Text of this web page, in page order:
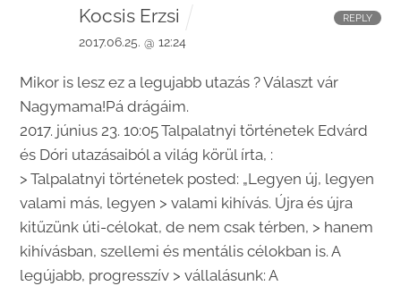
Kocsis Erzsi
2017.06.25. @ 12:24
Mikor is lesz ez a legujabb utazás ? Választ vár
Nagymama!Pá drágáim.
2017. június 23. 10:05 Talpalatnyi történetek Edvárd
és Dóri utazásaiból a világ körül írta, :
> Talpalatnyi történetek posted: „Legyen új, legyen
valami más, legyen > valami kihívás. Újra és újra
kitűzünk úti-célokat, de nem csak térben, > hanem
kihívásban, szellemi és mentális célokban is. A
legújabb, progresszív > vállalásunk: A
REPLY